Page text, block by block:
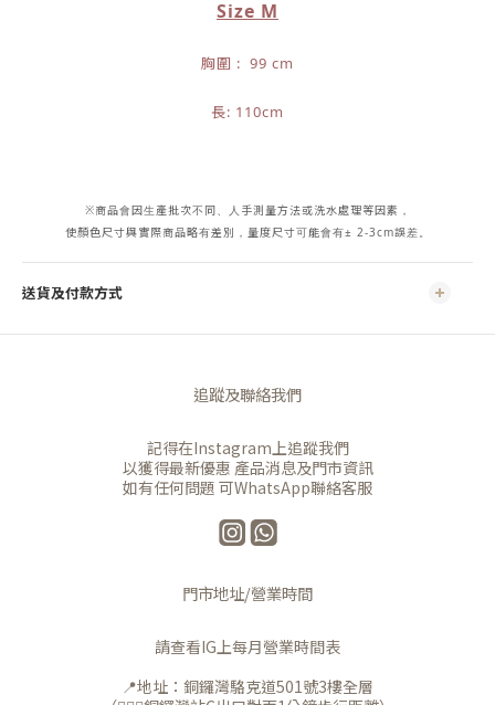
Size M
胸圍 : 99 cm
長: 110cm
※商品會因生產批次不同、人手測量方法或洗水處理等因素，
使顏色尺寸與實際商品略有差別，量度尺寸可能會有± 2-3cm誤差。
送貨及付款方式
追蹤及聯絡我們
記得在Instagram上追蹤我們
以獲得最新優惠 產品消息及門市資訊
如有任何問題 可WhatsApp聯絡客服
門市地址/營業時間
請查看IG上每月營業時間表
📍地址：銅鑼灣駱克道501號3樓全層